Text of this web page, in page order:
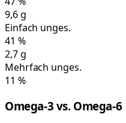
9,6g
Einfach unges.
41 %
2,7g
Mehrfach unges.
11 %
Omega-3 vs. Omega-6